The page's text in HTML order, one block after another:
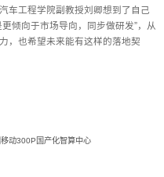
车工程学院副教授刘卿想到了自己
倾向于市场导向，同步做研发”，从
，也希望未来能有这样的落地契
动300P国产化智算中心